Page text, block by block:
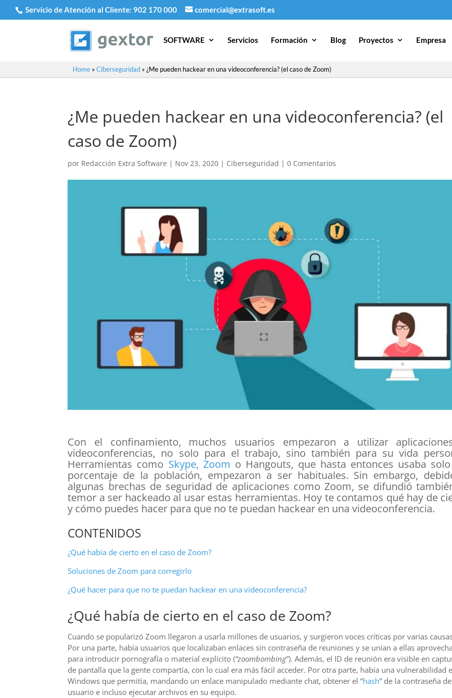
Servicio de Atención al Cliente: 902 170 000 comercial@extrasoft.es
SOFTWARE Servicios Formación Blog Proyectos Empresa
Home »Ciberseguridad »¿Me pueden hackear en una videoconferencia? (el caso de Zoom)
¿Me pueden hackear en una videoconferencia? (el
caso de Zoom)
por Redacción Extra Software | Nov 23, 2020 | Ciberseguridad |0 Comentarios
Con el confinamiento, muchos usuarios empezaron a utilizar
videoconferencias, no solo para el trabajo, sino también para su vida
Herramientas como Skype, Zoom o Hangouts, que hasta entonces usaba
porcentaje de la población, empezaron a ser habituales. Sin embargo,
algunas brechas de seguridad de aplicaciones como Zoom, se difundió
temor a ser hackeado al usar estas herramientas. Hoy te contamos qué hay de
y cómo puedes hacer para que no te puedan hackear en una videoconferencia.
CONTENIDOS
¿Qué había de cierto en el caso de Zoom?
Soluciones de Zoom para corregirlo
¿Qué hacer para que no te puedan hackear en una videoconferencia?
¿Qué había de cierto en el caso de Zoom?
Cuando se popularizó Zoom llegaron a usarla millones de usuarios, y surgieron voces críticas por varias
Por una parte, había usuarios que localizaban enlaces sin contraseña de reuniones y se unían a ellas
para introducir pornografía o material explícito (“zoombombing”). Además, el ID de reunión era visible en
de pantalla que la gente compartía, con lo cual era más fácil acceder. Por otra parte, había una vulnerabilidad
Windows que permitía, mandando un enlace manipulado mediante chat, obtener el “hash” de la contraseña
usuario e incluso ejecutar archivos en su equipo.